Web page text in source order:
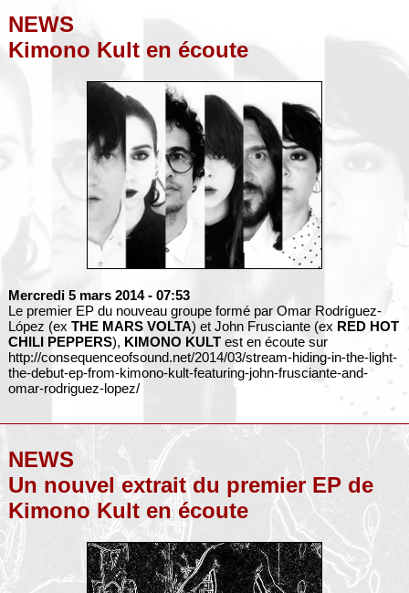
NEWS
Kimono Kult en écoute
Mercredi 5 mars 2014 - 07:53
Le premier EP du nouveau groupe formé par Omar Rodríguez-
López (ex THE MARS VOLTA) et John Frusciante (ex RED HOT
CHILI PEPPERS), KIMONO KULTest en écoute sur
http://consequenceofsound.net/2014/03/stream-hiding-in-the-light-
the-debut-ep-from-kimono-kult-featuring-john-frusciante-and-
omar-rodriguez-lopez/
NEWS
Un nouvel extrait du premier EP de
Kimono Kult en écoute